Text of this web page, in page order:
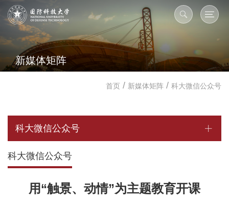
新媒体矩阵
首页 / 新媒体矩阵 / 科大微信公众号
科大微信公众号
科大微信公众号
用“触景、动情”为主题教育开课